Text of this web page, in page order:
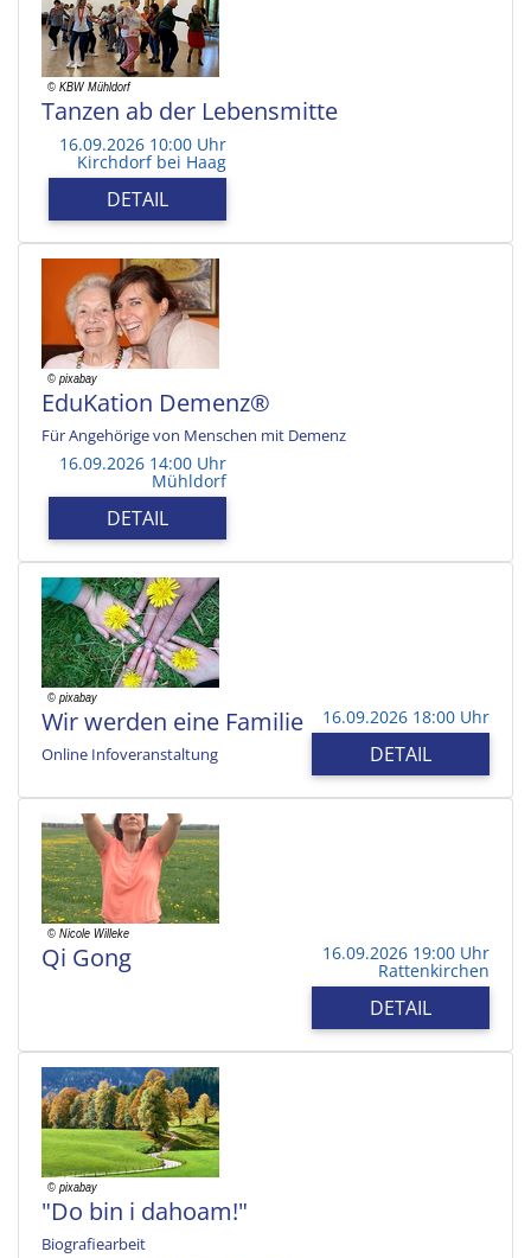
Tanzen ab der Lebensmitte
16.09.2026 10:00 Uhr
Kirchdorf bei Haag
DETAIL
EduKation Demenz®
Für Angehörige von Menschen mit Demenz
16.09.2026 14:00 Uhr
Mühldorf
DETAIL
Wir werden eine Familie
Online Infoveranstaltung
16.09.2026 18:00 Uhr
DETAIL
Qi Gong 16.09.2026 19:00 Uhr
Rattenkirchen
DETAIL
"Do bin i dahoam!"
Biografiearbeit